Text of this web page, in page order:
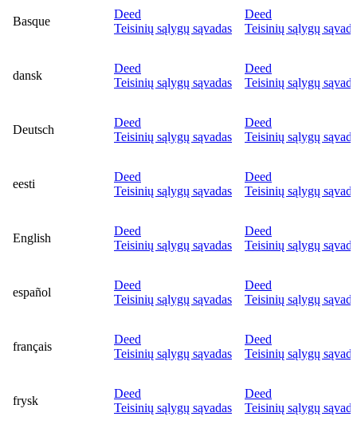
Basque
Deed
Teisinių sąlygų sąvadas
Deed
Teisinių sąlygų
dansk
Deed
Teisinių sąlygų sąvadas
Deed
Teisinių sąlygų
Deutsch
Deed
Teisinių sąlygų sąvadas
Deed
Teisinių sąlygų
eesti
Deed
Teisinių sąlygų sąvadas
Deed
Teisinių sąlygų
English
Deed
Teisinių sąlygų sąvadas
Deed
Teisinių sąlygų
español
Deed
Teisinių sąlygų sąvadas
Deed
Teisinių sąlygų
français
Deed
Teisinių sąlygų sąvadas
Deed
Teisinių sąlygų
frysk
Deed
Teisinių sąlygų sąvadas
Deed
Teisinių sąlygų